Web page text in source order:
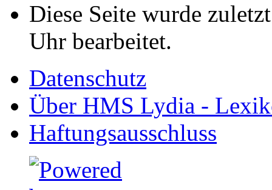
Diese Seite wurde
Uhr bearbeitet.
Datenschutz
Über HMS Lydia -
Haftungsausschluss